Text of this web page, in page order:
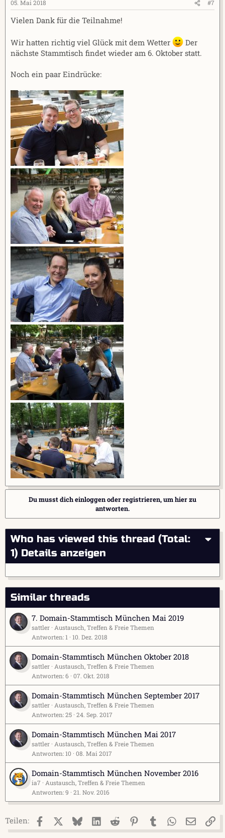
05. Mai 2018 #7
Vielen Dank für die Teilnahme!
Wir hatten richtig viel Glück mit dem Wetter
Der
nächste Stammtisch findet wieder am 6. Oktober statt.
Noch ein paar Eindrücke:
Du musst dich einloggen oder registrieren, um hier zu
antworten.
Who has viewed this thread (Total:
1) Details anzeigen
Similar threads
7. Domain-Stammtisch München Mai 2019
sattler
Austausch, Treffen & Freie Themen
Antworten 1 10. Dez. 2018
Domain-Stammtisch München Oktober 2018
sattler
Austausch, Treffen & Freie Themen
Antworten 6 07. Okt. 2018
Domain-Stammtisch München September 2017
sattler
Austausch, Treffen & Freie Themen
Antworten 25 24. Sep. 2017
Domain-Stammtisch München Mai 2017
sattler
Austausch, Treffen & Freie Themen
Antworten 10 08. Mai 2017
Domain-Stammtisch München November 2016
ia7
Austausch, Treffen & Freie Themen
Antworten 9 21. Nov. 2016
Teilen: FacebookX (Twitter)
BlueskyLinkedIn
Reddit PinterestTumblr WhatsApp
E-Mail